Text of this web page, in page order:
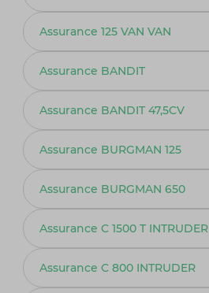
Assurance 125 VAN VAN
Assurance BANDIT
Assurance BANDIT 47,5CV
Assurance BURGMAN 125
Assurance BURGMAN 650
Assurance C 1500 T INTRUDER
Assurance C 800 INTRUDER